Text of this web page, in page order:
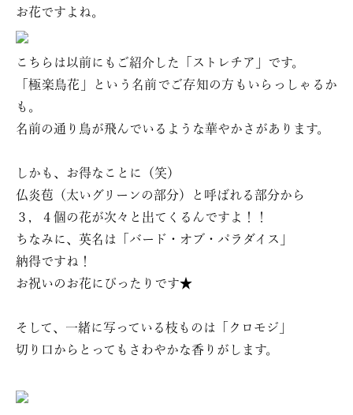
お花ですよね。
こちらは以前にもご紹介した「ストレチア」です。
「極楽鳥花」という名前でご存知の方もいらっしゃるか
も。
名前の通り鳥が飛んでいるような華やかさがあります。
しかも、お得なことに（笑）
仏炎苞（太いグリーンの部分）と呼ばれる部分から
３，４個の花が次々と出てくるんですよ！！
ちなみに、英名は「バード・オブ・パラダイス」
納得ですね！
お祝いのお花にぴったりです★
そして、一緒に写っている枝ものは「クロモジ」
切り口からとってもさわやかな香りがします。